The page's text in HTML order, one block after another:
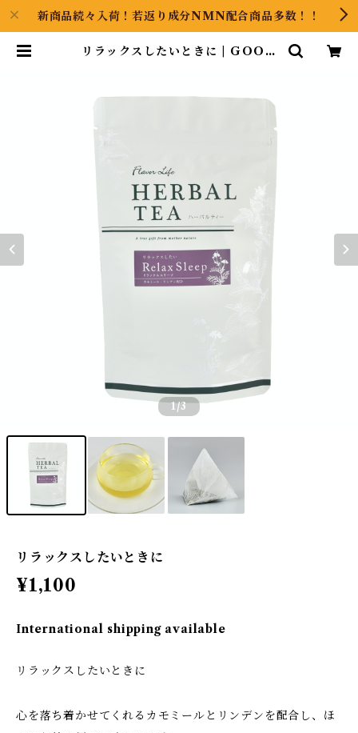
新商品続々入荷！若返り成分NMN配合商品多数！！
リラックスしたいときに | GOOO
1/3
リラックスしたいときに
¥1,100
International shipping available
リラックスしたいときに
心を落ち着かせてくれるカモミールとリンデンを配合し、ほ